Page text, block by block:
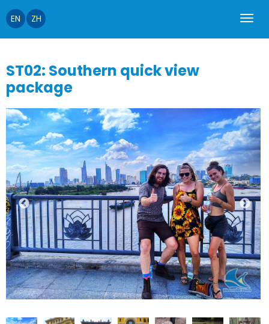
EN ZH
ST02: Southern quick view
package